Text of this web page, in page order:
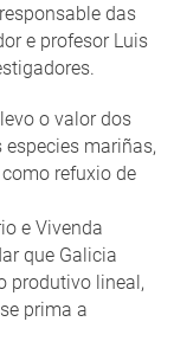
das
e profesor Luis
o valor dos
mariñas,
refuxio de
e Vivenda
que Galicia
produtivo lineal,
prima a